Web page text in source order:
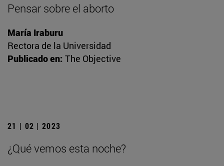
Pensar sobre el aborto
María Iraburu
Rectora de la Universidad
Publicado en: The Objective
21 | 02 | 2023
¿Qué vemos esta noche?